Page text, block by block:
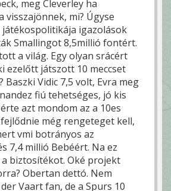
meg Cleverley ha
visszajönnek, mi? Úgyse
játékospolitikája igazolások
Smallingot 8,5millió fontért.
a világ. Egy olyan srácért
ezelőtt játszott 10 meccset
Baszki Vidic 7,5 volt, Evra meg
fiú tehetséges, jó kis
azt mondom az a 10es
még rengeteget kell,
vmi botrányos az
7,4 millió Bebéért. Na ez
biztosítékot. Oké projekt
Obertan dettó. Nem
Vaart fan, de a Spurs 10